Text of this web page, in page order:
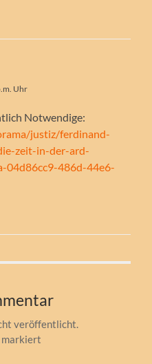
Uhr
Notwendige:
justiz/ferdinand-
zeit-in-der-ard-
04d86cc9-486d-44e6-
veröffentlicht.
markiert